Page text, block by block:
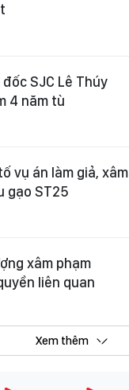
SJC Lê Thúy
4 năm tù
vụ án làm giả, xâm
gạo ST25
xâm phạm
liên quan
Xem thêm